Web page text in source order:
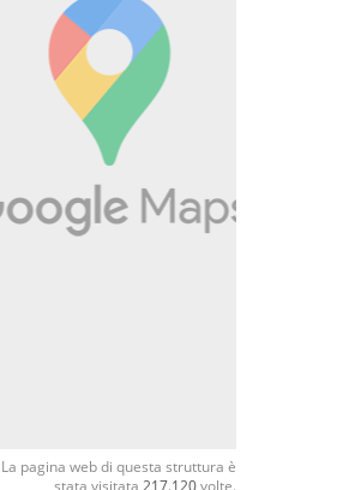
La pagina web di questa struttura è
stata visitata 217.120volte.